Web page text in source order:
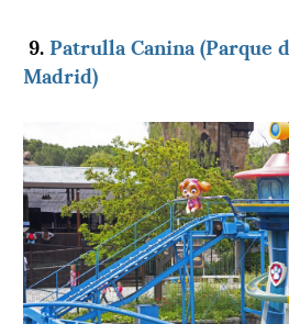
9. Patrulla Canina (Parque
Madrid)